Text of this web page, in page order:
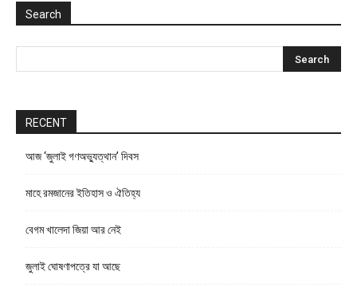
Search
RECENT
আজ ‘জুলাই গণঅভ্যুত্থান’ দিবস
মাহে রমজানের ইতিহাস ও ঐতিহ্য
বেগম খালেদা জিয়া আর নেই
জুলাই ঘোষণাপত্রে যা আছে